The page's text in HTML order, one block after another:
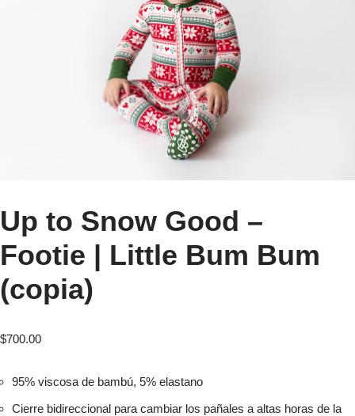
Up to Snow Good –
Footie | Little Bum Bum
(copia)
$700.00
95% viscosa de bambú, 5% elastano
Cierre bidireccional para cambiar los pañales a altas horas de la